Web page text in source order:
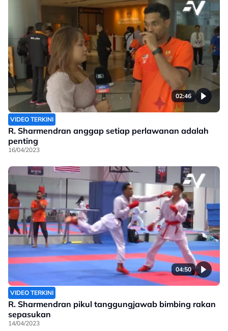
02:46
VIDEO TERKINI
R. Sharmendran anggap setiap perlawanan adalah
penting
16/04/2023
04:50
VIDEO TERKINI
R. Sharmendran pikul tanggungjawab bimbing rakan
sepasukan
14/04/2023